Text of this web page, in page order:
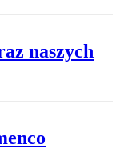
naszych